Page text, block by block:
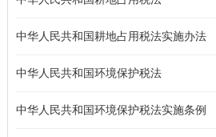
中华人民共和国耕地占用税法实施办法
中华人民共和国环境保护税法
中华人民共和国环境保护税法实施条例